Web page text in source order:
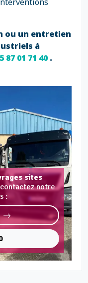
ou un entretien
à
87 01 71 40.
sites
contactez notre
: